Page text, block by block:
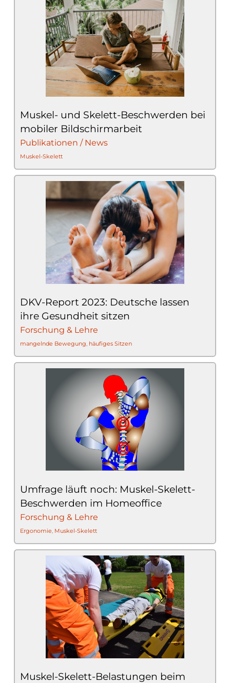
Muskel- und Skelett-Beschwerden bei
mobiler Bildschirmarbeit
Publikationen / News
Muskel-Skelett
DKV-Report 2023: Deutsche lassen
ihre Gesundheit sitzen
Forschung & Lehre
mangelnde Bewegung, häufiges Sitzen
Umfrage läuft noch: Muskel-Skelett-
Beschwerden im Homeoffice
Forschung & Lehre
Ergonomie, Muskel-Skelett
Muskel-Skelett-Belastungen beim